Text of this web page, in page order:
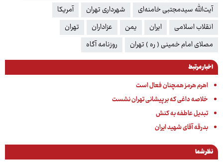
آیت‌الله سیدمجتبی خامنه‌ای
شهرداری تهران
آمریکا
انقلاب اسلامی
ایران یمن عزاداران
تهران
مصلای امام خمینی ( ره ) تهران
روزنامه آگاه
اخبار مرتبط
اهرم هرمز همچنان فعال است
خلاصه داغی که بر پیشانی تهران نشست
تبدیل عاطفه به کنش
بدرقه آقای شهید ایران
نظر شما